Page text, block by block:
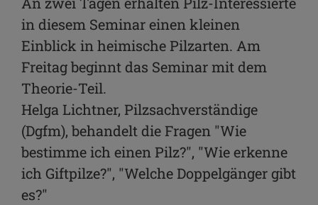
Link kopieren
E-Mail
in diesem Seminar einen kleinen
Einblick in heimische Pilzarten. Am
Freitag beginnt das Seminar mit dem
Theorie-Teil.
Helga Lichtner, Pilzsachverständige
(Dgfm), behandelt die Fragen "Wie
bestimme ich einen Pilz?", "Wie erkenne
ich Giftpilze?", "Welche Doppelgänger gibt
es?"